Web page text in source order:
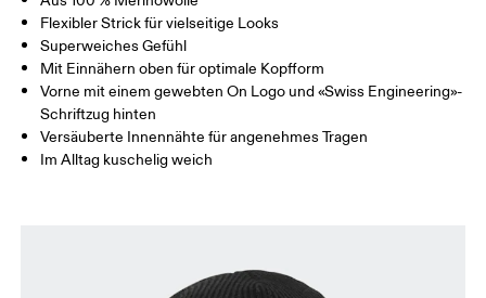
Flexibler Strick für vielseitige Looks
Superweiches Gefühl
Mit Einnähern oben für optimale Kopfform
Vorne mit einem gewebten On Logo und «Swiss Engineering»-
Schriftzug hinten
Versäuberte Innennähte für angenehmes Tragen
Im Alltag kuschelig weich